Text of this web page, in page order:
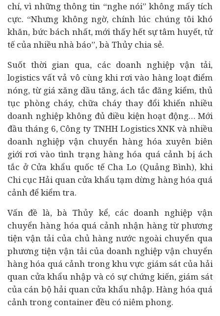
chí, vì những thông tin “nghe nói” không mấy tích
cực. “Nhưng không ngờ, chính lúc chúng tôi khó
khăn, bức bách nhất, mới thấy hết sự tâm huyết, tử
tế của nhiều nhà báo”, bà Thủy chia sẻ.
Suốt thời gian qua, các doanh nghiệp vận tải,
logistics vất vả vô cùng khi rơi vào hàng loạt điểm
nóng, từ giá xăng dầu tăng, ách tắc đăng kiểm, thủ
tục phòng cháy, chữa cháy thay đổi khiến nhiều
doanh nghiệp không đủ điều kiện hoạt động… Mới
đầu tháng 6, Công ty TNHH Logistics XNK và nhiều
doanh nghiệp vận chuyển hàng hóa xuyên biên
giới rơi vào tình trạng hàng hóa quá cảnh bị ách
tắc ở Cửa khẩu quốc tế Cha Lo (Quảng Bình), khi
Chi cục Hải quan cửa khẩu tạm dừng hàng hóa quá
cảnh để kiểm tra.
Vấn đề là, bà Thủy kể, các doanh nghiệp vận
chuyển hàng hóa quá cảnh nhận hàng từ phương
tiện vận tải của chủ hàng nước ngoài chuyển qua
phương tiện vận tải của doanh nghiệp vận chuyển
hàng hóa quá cảnh trong khu vực giám sát của hải
quan cửa khẩu nhập và có sự chứng kiến, giám sát
của cán bộ hải quan cửa khẩu nhập. Hàng hóa quá
cảnh trong container đều có niêm phong.